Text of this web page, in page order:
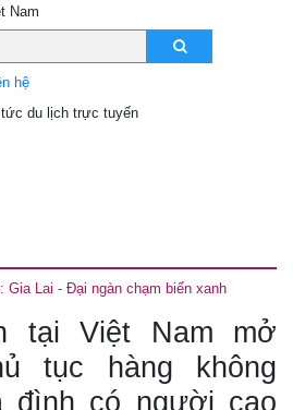
hệ
Gia Lai - Đại ngàn chạm biển xanh
tại Việt Nam mở
tục hàng không
đình có người cao